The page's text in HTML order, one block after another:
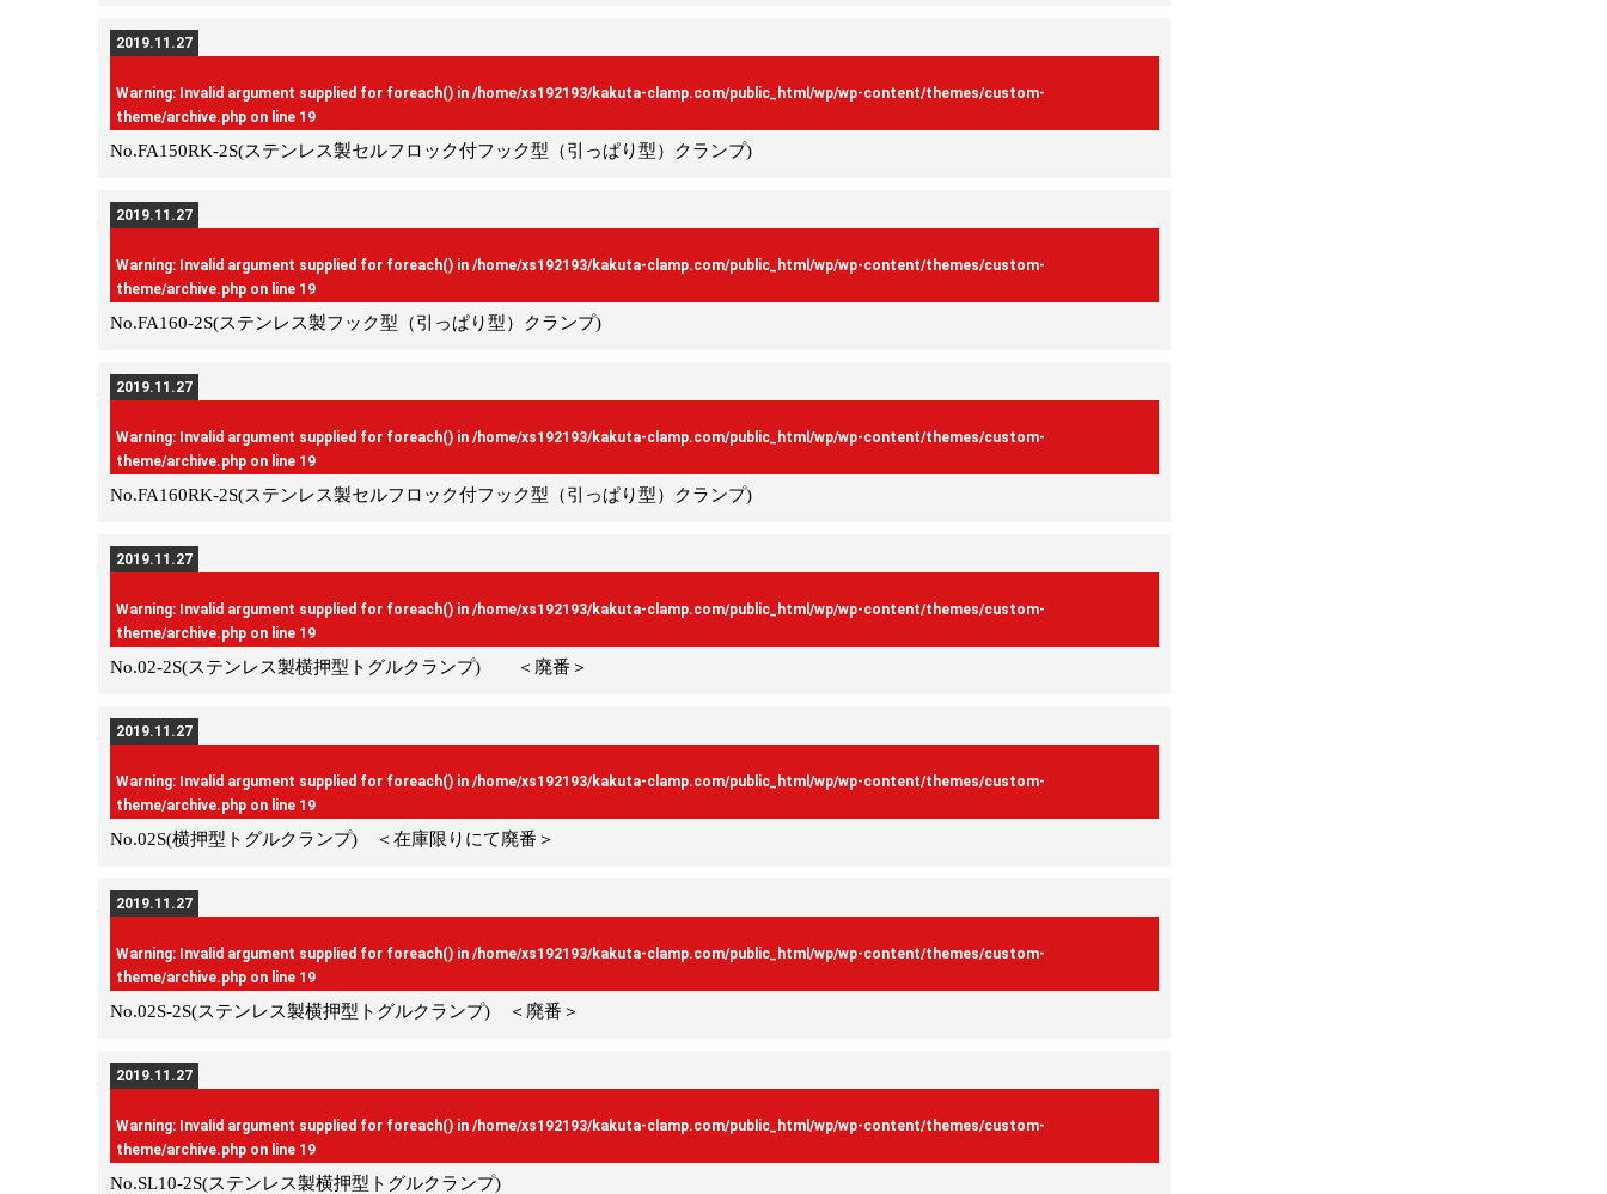
2019.11.27
Warning: Invalid argument supplied for foreach() in /home/xs192193/kakuta-clamp.com/public_html/wp/wp-content/themes/custom-
theme/archive.php on line 19
No.FA150RK-2S(ステンレス製セルフロック付フック型（引っぱり型）クランプ)
2019.11.27
Warning: Invalid argument supplied for foreach() in /home/xs192193/kakuta-clamp.com/public_html/wp/wp-content/themes/custom-
theme/archive.php on line 19
No.FA160-2S(ステンレス製フック型（引っぱり型）クランプ)
2019.11.27
Warning: Invalid argument supplied for foreach() in /home/xs192193/kakuta-clamp.com/public_html/wp/wp-content/themes/custom-
theme/archive.php on line 19
No.FA160RK-2S(ステンレス製セルフロック付フック型（引っぱり型）クランプ)
2019.11.27
Warning: Invalid argument supplied for foreach() in /home/xs192193/kakuta-clamp.com/public_html/wp/wp-content/themes/custom-
theme/archive.php on line 19
No.02-2S(ステンレス製横押型トグルクランプ) ＜廃番＞
2019.11.27
Warning: Invalid argument supplied for foreach() in /home/xs192193/kakuta-clamp.com/public_html/wp/wp-content/themes/custom-
theme/archive.php on line 19
No.02S(横押型トグルクランプ) ＜在庫限りにて廃番＞
2019.11.27
Warning: Invalid argument supplied for foreach() in /home/xs192193/kakuta-clamp.com/public_html/wp/wp-content/themes/custom-
theme/archive.php on line 19
No.02S-2S(ステンレス製横押型トグルクランプ) ＜廃番＞
2019.11.27
Warning: Invalid argument supplied for foreach() in /home/xs192193/kakuta-clamp.com/public_html/wp/wp-content/themes/custom-
theme/archive.php on line 19
No.SL10-2S(ステンレス製横押型トグルクランプ)